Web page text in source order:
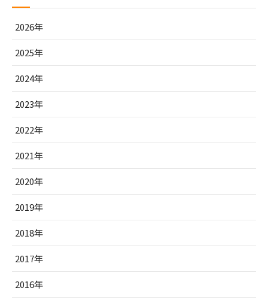
2026年
2025年
2024年
2023年
2022年
2021年
2020年
2019年
2018年
2017年
2016年